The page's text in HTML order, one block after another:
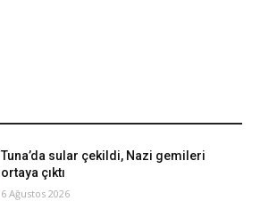
Tuna’da sular çekildi, Nazi gemileri
ortaya çıktı
6 Ağustos 2026